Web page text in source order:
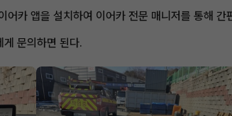
카 앱을 설치하여 이어카 전문 매니저를 통해 간
문의하면 된다.